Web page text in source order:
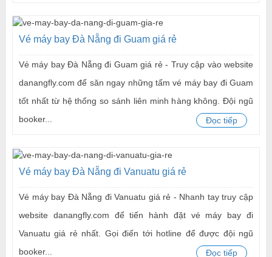
Vé máy bay Đà Nẵng đi Guam giá rẻ
Vé máy bay Đà Nẵng đi Guam giá rẻ - Truy cập vào website
danangfly.com để săn ngay những tấm vé máy bay đi Guam
tốt nhất từ hệ thống so sánh liên minh hàng không. Đội ngũ
booker...
Đọc tiếp
Vé máy bay Đà Nẵng đi Vanuatu giá rẻ
Vé máy bay Đà Nẵng đi Vanuatu giá rẻ - Nhanh tay truy cập
website danangfly.com để tiến hành đặt vé máy bay đi
Vanuatu giá rẻ nhất. Gọi điến tới hotline để được đội ngũ
booker...
Đọc tiếp